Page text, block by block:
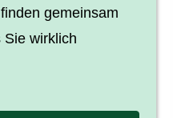
gemeinsam
Sie wirklich